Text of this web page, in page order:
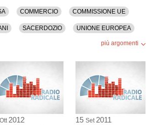
COMMERCIO COMMISSIONE UE
SACERDOZIO UNIONE EUROPEA
più argomenti
Ott 2012 15 Set 2011